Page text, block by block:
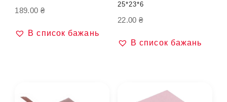
189.00 ₴
В список бажань
25*23*6
22.00₴
В список бажань